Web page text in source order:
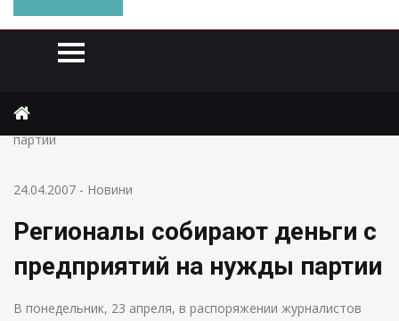
Регионалы собирают деньги с предприятий на нужды
партии
24.04.2007 - Новини
Регионалы собирают деньги с
предприятий на нужды партии
В понедельник, 23 апреля, в распоряжении журналистов